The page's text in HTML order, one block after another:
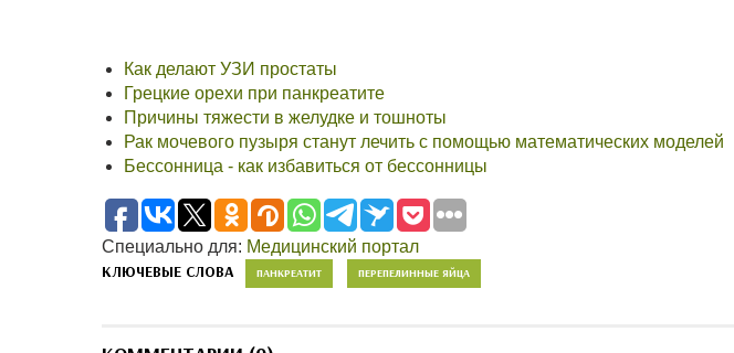
Как делают УЗИ простаты
Грецкие орехи при панкреатите
Причины тяжести в желудке и тошноты
Рак мочевого пузыря станут лечить с помощью математических моделей
Бессонница - как избавиться от бессонницы
Специально для: Медицинский портал
КЛЮЧЕВЫЕ СЛОВА ПАНКРЕАТИТ ПЕРЕПЕЛИННЫЕ ЯЙЦА